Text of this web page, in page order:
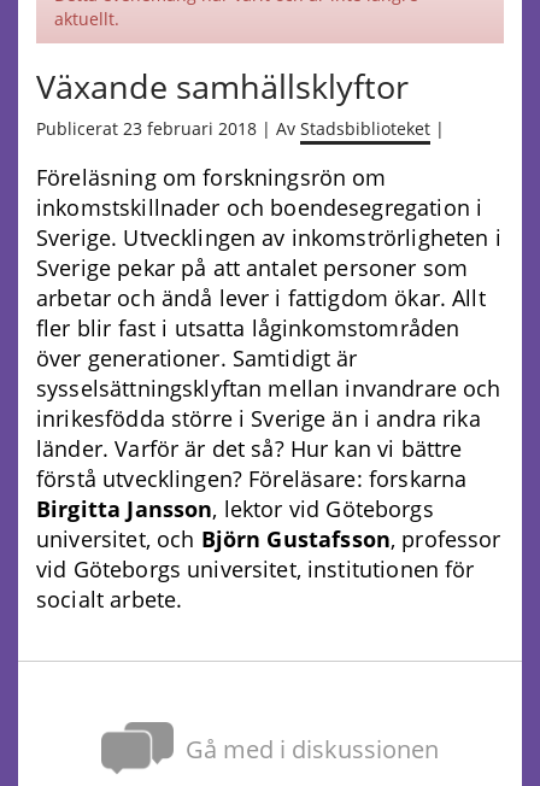
aktuellt.
Växande samhällsklyftor
Publicerat 23 februari 2018 | Av Stadsbiblioteket |
Föreläsning om forskningsrön om
inkomstskillnader och boendesegregation i
Sverige. Utvecklingen av inkomströrligheten i
Sverige pekar på att antalet personer som
arbetar och ändå lever i fattigdom ökar. Allt
fler blir fast i utsatta låginkomstområden
över generationer. Samtidigt är
sysselsättningsklyftan mellan invandrare och
inrikesfödda större i Sverige än i andra rika
länder. Varför är det så? Hur kan vi bättre
förstå utvecklingen? Föreläsare: forskarna
Birgitta Jansson, lektor vid Göteborgs
universitet, och Björn Gustafsson, professor
vid Göteborgs universitet, institutionen för
socialt arbete.
Gå med i diskussionen